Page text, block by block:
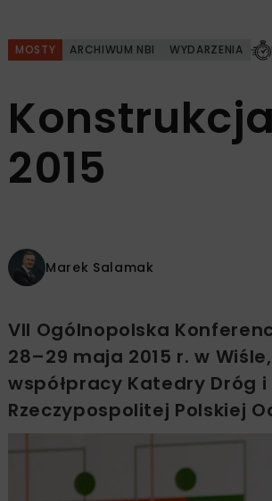
MOSTY ARCHIWUM NBI WYDARZENIA
2015
Marek Salamak
VII Ogólnopolska
28–29 maja 2015 r. w
współpracy Katedry Dróg
Rzeczypospolitej Polskiej